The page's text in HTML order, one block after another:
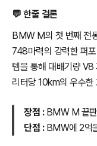
💬 한줄 결론
BMW M의 첫 번째 전
748마력의 강력한 퍼
템을 통해 대배기량 V8
리터당 10km의 우수한
장점 : BMW M 끝
단점 : BMW에 2억